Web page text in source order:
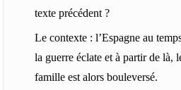
texte précédent ?
Le contexte : l’Espagne au
la guerre éclate et à partir de là,
famille est alors bouleversé.